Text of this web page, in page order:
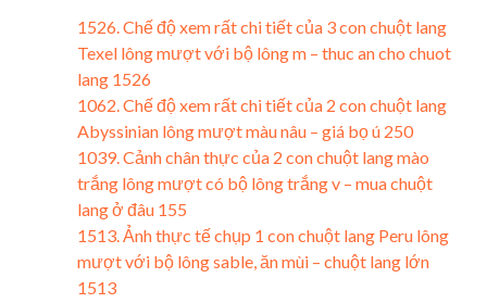
1526. Chế độ xem rất chi tiết của 3 con chuột lang
Texel lông mượt với bộ lông m – thuc an cho chuot
lang 1526
1062. Chế độ xem rất chi tiết của 2 con chuột lang
Abyssinian lông mượt màu nâu – giá bọ ú 250
1039. Cảnh chân thực của 2 con chuột lang mào
trắng lông mượt có bộ lông trắng v – mua chuột
lang ở đâu 155
1513. Ảnh thực tế chụp 1 con chuột lang Peru lông
mượt với bộ lông sable, ăn mùi – chuột lang lớn
1513